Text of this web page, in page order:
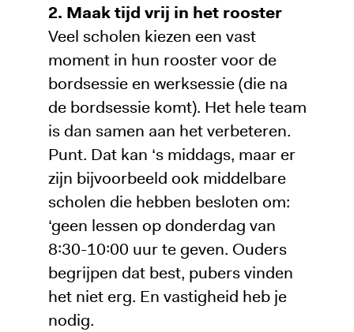
2. Maak tijd vrij in het rooster
Veel scholen kiezen een vast
moment in hun rooster voor de
bordsessie en werksessie (die na
de bordsessie komt). Het hele team
is dan samen aan het verbeteren.
Punt. Dat kan ‘s middags, maar er
zijn bijvoorbeeld ook middelbare
scholen die hebben besloten om:
‘geen lessen op donderdag van
8:30-10:00 uur te geven. Ouders
begrijpen dat best, pubers vinden
het niet erg. En vastigheid heb je
nodig.